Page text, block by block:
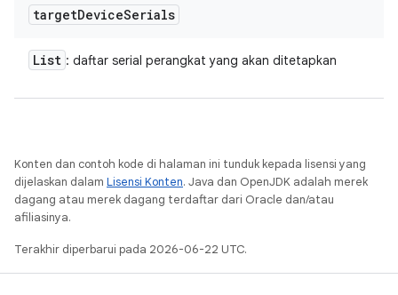
targetDeviceSerials
List : daftar serial perangkat yang akan ditetapkan
Konten dan contoh kode di halaman ini tunduk kepada lisensi yang
dijelaskan dalam Lisensi Konten. Java dan OpenJDK adalah merek
dagang atau merek dagang terdaftar dari Oracle dan/atau
afiliasinya.
Terakhir diperbarui pada 2026-06-22 UTC.